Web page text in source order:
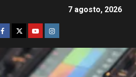
7 agosto, 2026